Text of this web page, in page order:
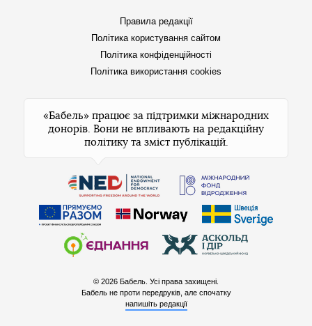
Правила редакції
Політика користування сайтом
Політика конфіденційності
Політика використання cookies
«Бабель» працює за підтримки міжнародних
донорів. Вони не впливають на редакційну
політику та зміст публікацій.
© 2026 Бабель. Усі права захищені.
Бабель не проти передруків, але спочатку
напишіть редакції